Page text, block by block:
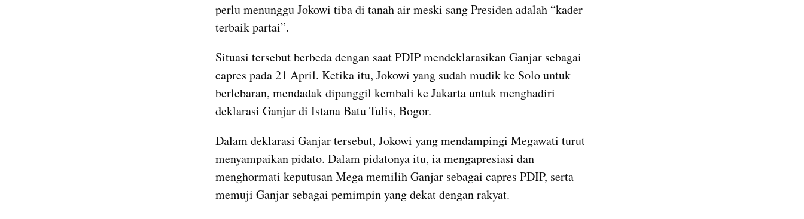
perlu menunggu Jokowi tiba di tanah air meski sang Presiden adalah “kader
terbaik partai”.
Situasi tersebut berbeda dengan saat PDIP mendeklarasikan Ganjar sebagai
capres pada 21 April. Ketika itu, Jokowi yang sudah mudik ke Solo untuk
berlebaran, mendadak dipanggil kembali ke Jakarta untuk menghadiri
deklarasi Ganjar di Istana Batu Tulis, Bogor.
Dalam deklarasi Ganjar tersebut, Jokowi yang mendampingi Megawati turut
menyampaikan pidato. Dalam pidatonya itu, ia mengapresiasi dan
menghormati keputusan Mega memilih Ganjar sebagai capres PDIP, serta
memuji Ganjar sebagai pemimpin yang dekat dengan rakyat.